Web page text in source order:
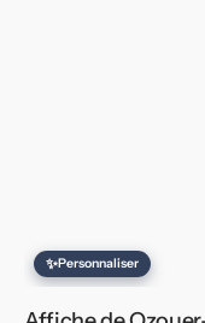
✨Personnaliser